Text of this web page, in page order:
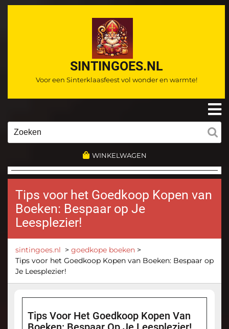
Ga
SINTINGOES.NL
Voor een Sinterklaasfeest vol wonder en warmte!
WINKELWAGEN
Tips voor het Goedkoop Kopen van
Boeken: Bespaar op Je
Leesplezier!
sintingoes.nl > goedkope boeken >
Tips voor het Goedkoop Kopen van Boeken: Bespaar op
Je Leesplezier!
Tips Voor Het Goedkoop Kopen Van